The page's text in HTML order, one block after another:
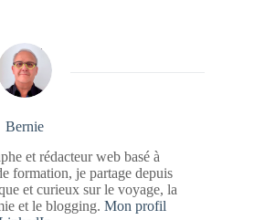
Bernie
et rédacteur web basé à
formation, je partage depuis
et curieux sur le voyage, la
et le blogging. Mon profil